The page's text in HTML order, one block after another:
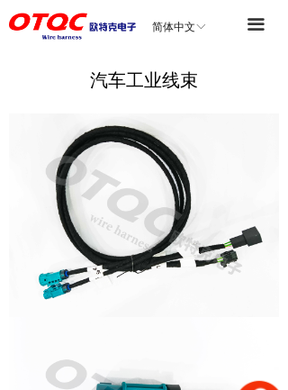
끀
首页
产品中心
行业应用
新闻资讯
ꀅ
简体中文
汽车工业线束